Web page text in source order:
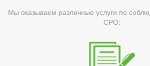
Мы оказываем различные услуги по
СРО: